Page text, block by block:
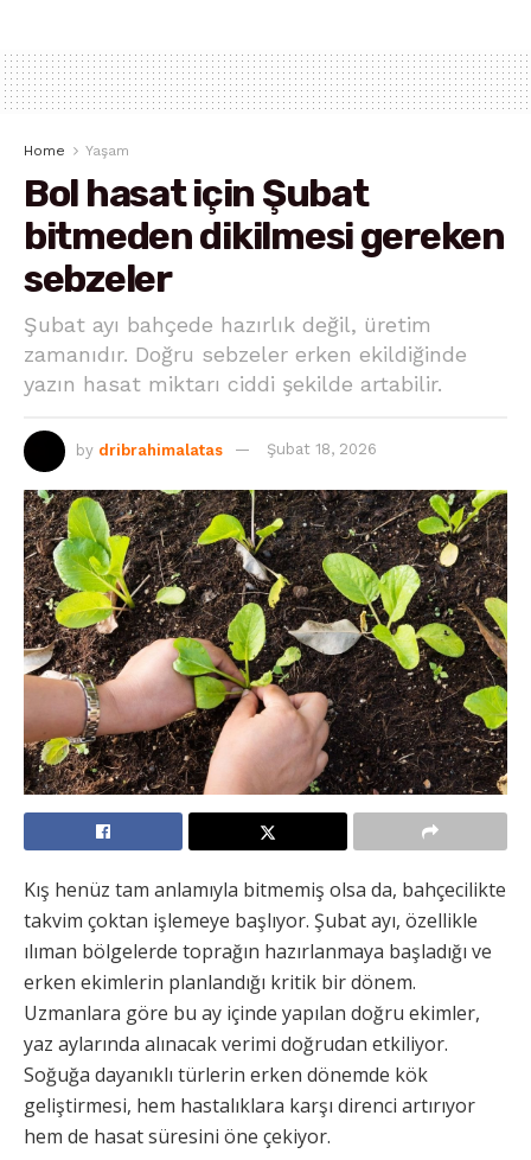
Home Yaşam
Bol hasat için Şubat
bitmeden dikilmesi gereken
sebzeler
Şubat ayı bahçede hazırlık değil, üretim
zamanıdır. Doğru sebzeler erken ekildiğinde
yazın hasat miktarı ciddi şekilde artabilir.
by dribrahimalatas Şubat 18, 2026
Kış henüz tam anlamıyla bitmemiş olsa da, bahçecilikte
takvim çoktan işlemeye başlıyor. Şubat ayı, özellikle
ılıman bölgelerde toprağın hazırlanmaya başladığı ve
erken ekimlerin planlandığı kritik bir dönem.
Uzmanlara göre bu ay içinde yapılan doğru ekimler,
yaz aylarında alınacak verimi doğrudan etkiliyor.
Soğuğa dayanıklı türlerin erken dönemde kök
geliştirmesi, hem hastalıklara karşı direnci artırıyor
hem de hasat süresini öne çekiyor.